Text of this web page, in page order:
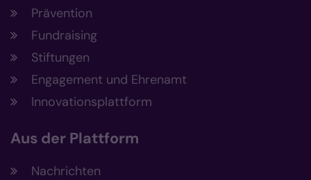
Prävention
Fundraising
Stiftungen
Engagement und Ehrenamt
Innovationsplattform
Aus der Plattform
Nachrichten